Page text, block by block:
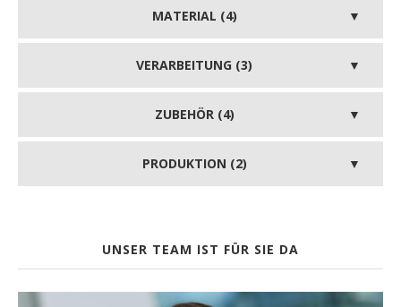
MATERIAL (4)
VERARBEITUNG (3)
ZUBEHÖR (4)
PRODUKTION (2)
UNSER TEAM IST FÜR SIE DA